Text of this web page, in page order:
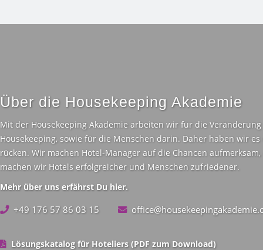
Über die Housekeeping Akademie
Mit der Housekeeping Akademie arbeiten wir für die
Housekeeping, sowie für die Menschen darin. Daher haben wir
rücken. Wir machen Hotel-Manager auf die Chancen
machen wir Hotels erfolgreicher und Menschen zufriedener.
Mehr über uns erfährst Du hier.
+49 176 57 86 03 15
Lösungskatalog für Hoteliers (PDF zum Download)